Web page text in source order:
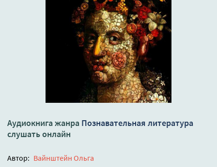
Аудиокнига жанра Познавательная литература
слушать онлайн
Автор: Вайнштейн Ольга